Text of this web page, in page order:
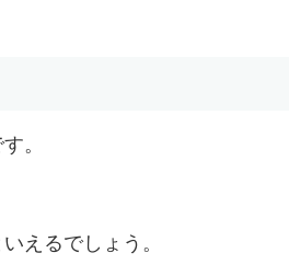
。
えるでしょう。